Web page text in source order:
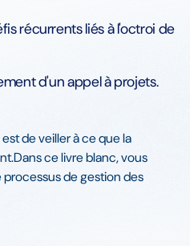
récurrents liés à l'octroi de
d'un appel à projets.
de veiller à ce que la
ce livre blanc, vous
de gestion des